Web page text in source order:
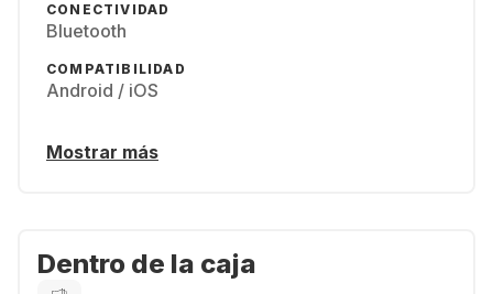
CONECTIVIDAD
Bluetooth
COMPATIBILIDAD
Android / iOS
Mostrar más
Dentro de la caja